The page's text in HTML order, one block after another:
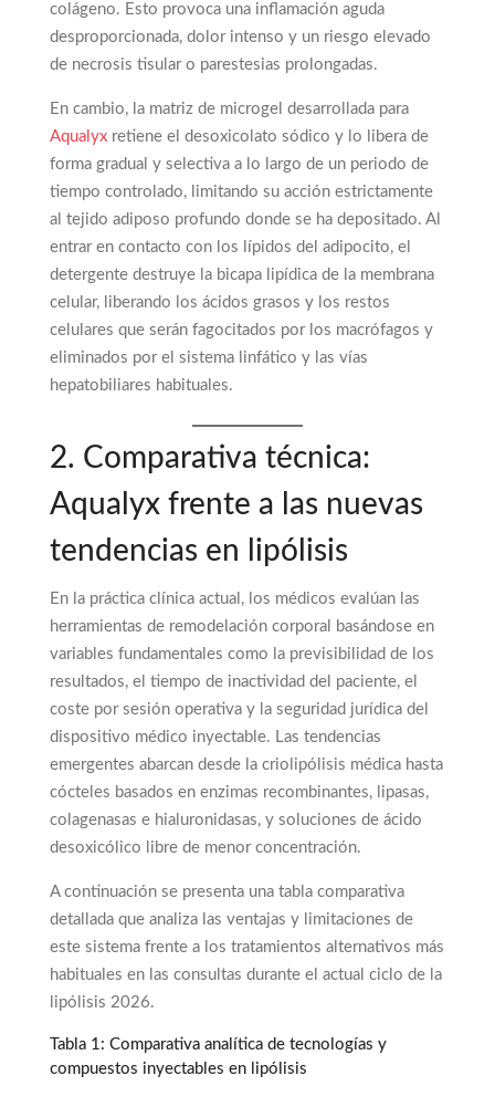
colágeno. Esto provoca una inflamación aguda
desproporcionada, dolor intenso y un riesgo elevado
de necrosis tisular o parestesias prolongadas.
En cambio, la matriz de microgel desarrollada para
Aqualyxretiene el desoxicolato sódico y lo libera de
forma gradual y selectiva a lo largo de un periodo de
tiempo controlado, limitando su acción estrictamente
al tejido adiposo profundo donde se ha depositado. Al
entrar en contacto con los lípidos del adipocito, el
detergente destruye la bicapa lipídica de la membrana
celular, liberando los ácidos grasos y los restos
celulares que serán fagocitados por los macrófagos y
eliminados por el sistema linfático y las vías
hepatobiliares habituales.
2. Comparativa técnica:
Aqualyx frente a las nuevas
tendencias en lipólisis
En la práctica clínica actual, los médicos evalúan las
herramientas de remodelación corporal basándose en
variables fundamentales como la previsibilidad de los
resultados, el tiempo de inactividad del paciente, el
coste por sesión operativa y la seguridad jurídica del
dispositivo médico inyectable. Las tendencias
emergentes abarcan desde la criolipólisis médica hasta
cócteles basados en enzimas recombinantes, lipasas,
colagenasas e hialuronidasas, y soluciones de ácido
desoxicólico libre de menor concentración.
A continuación se presenta una tabla comparativa
detallada que analiza las ventajas y limitaciones de
este sistema frente a los tratamientos alternativos más
habituales en las consultas durante el actual ciclo de la
lipólisis 2026.
Tabla 1: Comparativa analítica de tecnologías y
compuestos inyectables en lipólisis